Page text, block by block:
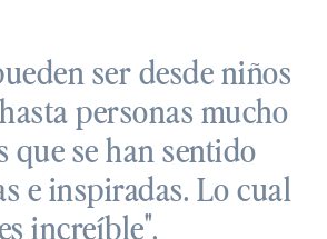
ser desde niños
personas mucho
que se han sentido
e inspiradas. Lo cual
increíble".